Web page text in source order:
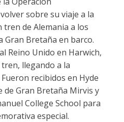
sobre su viaje a la
de Alemania a los
Gran Bretaña en barco.
Reino Unido en Harwich,
llegando a la
recibidos en Hyde
Gran Bretaña Mirvis y
College School para
especial.